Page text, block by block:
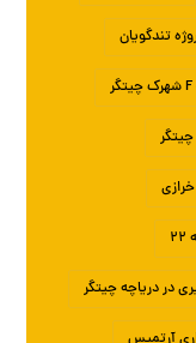
تندگویان
در دریاچه چیتگر